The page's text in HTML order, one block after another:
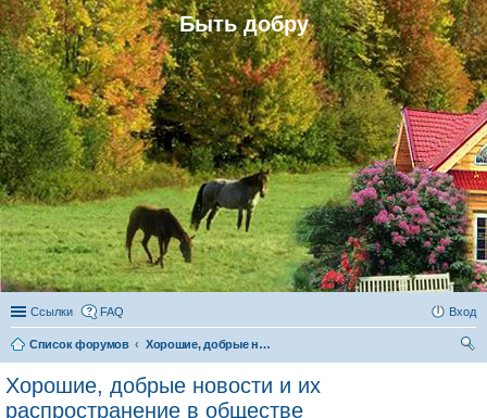
Быть добру
Ссылки FAQ Вход
Список форумов
Хорошие, добрые новости и их распространение в обществе
Хорошие, добрые новости и их
распространение в обществе